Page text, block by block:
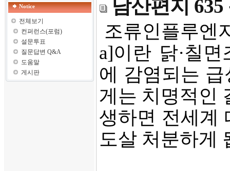
Notice
전체보기
컨퍼런스(포럼)
설문투표
질문답변 Q&A
도움말
게시판
남산편지
조류인플루엔
a]이란 닭·칠
에 감염되는
게는 치명적인
생하면 전세계
도살 처분하게